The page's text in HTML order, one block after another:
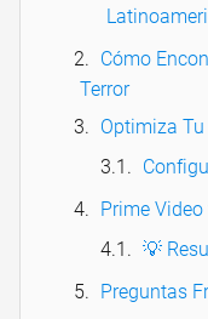
Cómo
Terror
Optimiza
Prime
💡
Preguntas